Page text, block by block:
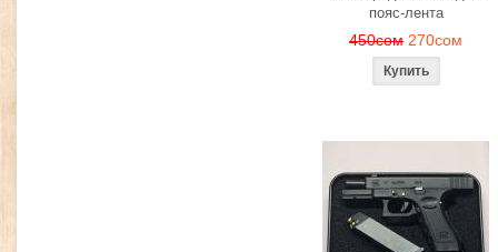
пояс-лента
450сом 270сом